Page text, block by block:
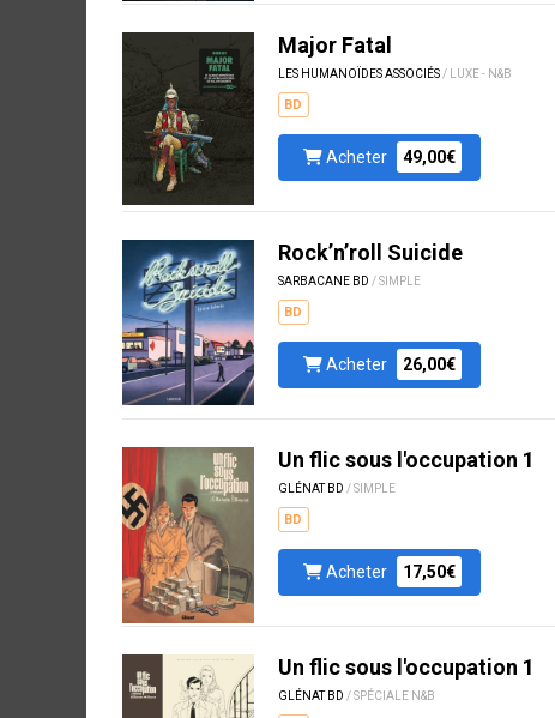
Major Fatal
LES HUMANOÏDES ASSOCIÉS / LUXE - N&B
BD
Acheter 49,00€
Rock’n’roll Suicide
SARBACANE BD / SIMPLE
BD
Acheter 26,00€
Un flic sous l'occupation 1
GLÉNAT BD / SIMPLE
BD
Acheter 17,50€
Un flic sous l'occupation 1
GLÉNAT BD / SPÉCIALE N&B